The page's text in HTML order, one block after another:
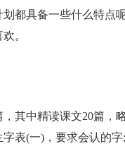
都具备一些什么特点
。
，其中精读课文20篇，
表(一)，要求会认的